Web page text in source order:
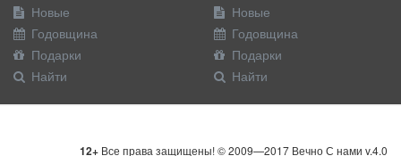
Новые
Годовщина
Подарки
Найти
Новые
Годовщина
Подарки
Найти
12+ Все права защищены! © 2009—2017 Вечно С нами v.4.0